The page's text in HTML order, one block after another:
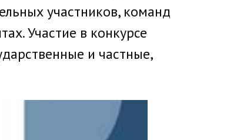
участников, команд
Участие в конкурсе
и частные,